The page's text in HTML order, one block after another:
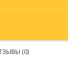
(0)